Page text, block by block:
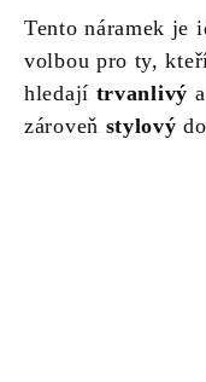
Tento náramek je
volbou pro ty,
hledají trvanlivý a
zároveň stylový